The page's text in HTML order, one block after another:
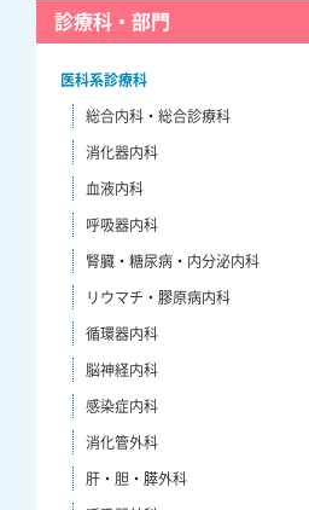
診療科・部門
医科系診療科
総合内科・総合診療科
消化器内科
血液内科
呼吸器内科
腎臓・糖尿病・内分泌内科
リウマチ・膠原病内科
循環器内科
脳神経内科
感染症内科
消化管外科
肝・胆・膵外科